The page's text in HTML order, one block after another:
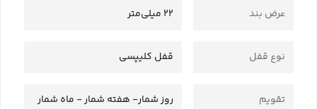
عرض بند 22 میلی‌متر
نوع قفل قفل کلیپسی
تقویم روز شمار- هفته شمار - ماه شمار